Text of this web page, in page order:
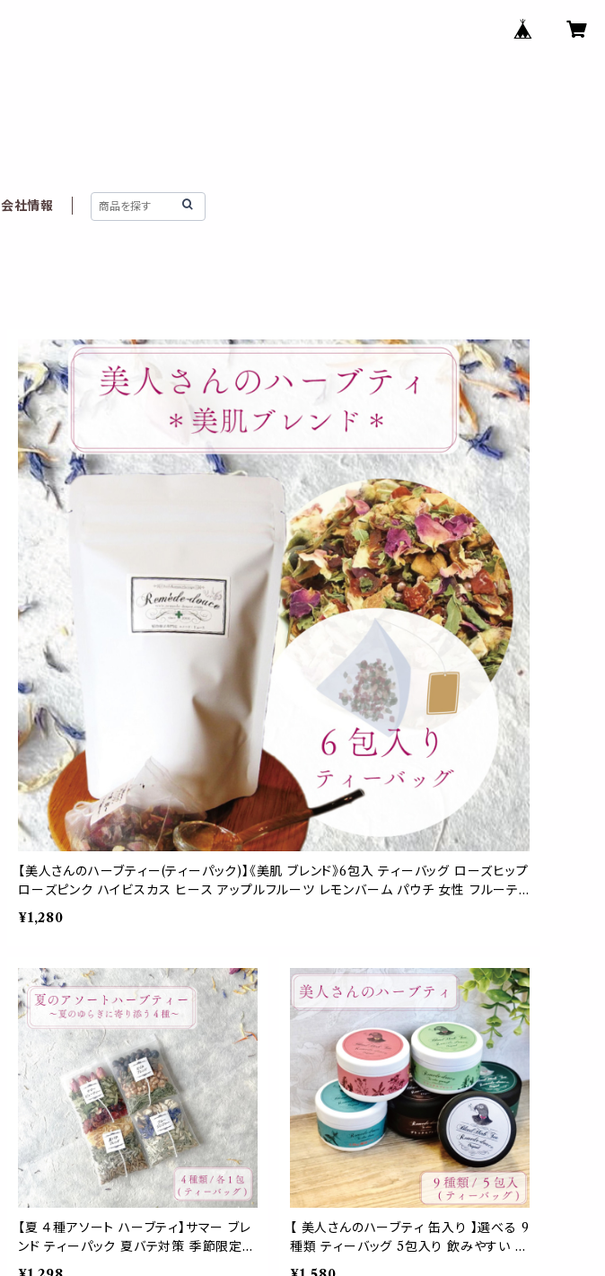
会社情報
【美人さんのハーブティー(ティーパック)】《美肌 ブレンド》6包入 ティーバッグ ローズヒップ
ローズピンク ハイビスカス ヒース アップルフルーツ レモンバーム パウチ 女性 フルーティ
ー お茶 携帯 パウチ 習慣 デイリー
¥1,280
【夏 ４種アソート ハーブティ】サマー ブレ
ンド ティーパック 夏バテ対策 季節限定
気分転換 暑さ 水分補給 ビタミン ゆらぎ
【 美人さんのハーブティ 缶入り 】選べる 9
種類 ティーバッグ 5包入り 飲みやすい ブ
レンド ギフト 贈り物 贈り物 ティーパック